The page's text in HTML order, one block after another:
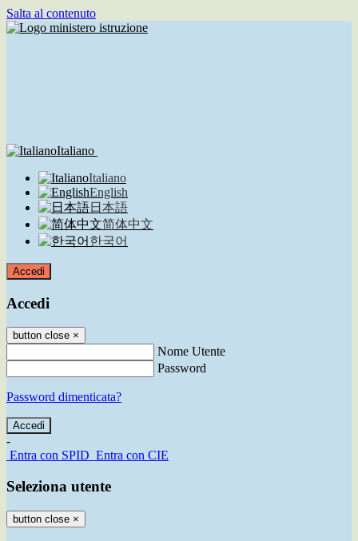
Salta al contenuto
Italiano
Italiano
English
日本語
简体中文
한국어
Accedi
Accedi
button close ×
Nome Utente
Password
Password dimenticata?
-
Entra con SPID Entra con CIE
Seleziona utente
button close ×